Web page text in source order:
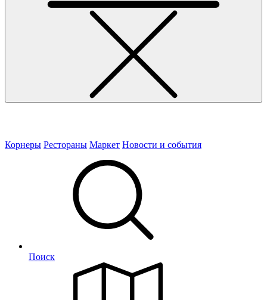
Корнеры Рестораны Маркет Новости и события
Поиск